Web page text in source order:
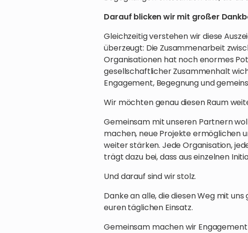
Darauf blicken wir mit großer
Gleichzeitig verstehen wir diese
überzeugt: Die Zusammenarbeit
Organisationen hat noch enormes
gesellschaftlicher Zusammenhalt
Engagement, Begegnung und
Wir möchten genau diesen Raum
Gemeinsam mit unseren Partnern
machen, neue Projekte ermöglichen
weiter stärken. Jede Organisation,
trägt dazu bei, dass aus einzelnen
Und darauf sind wir stolz.
Danke an alle, die diesen Weg mit
euren täglichen Einsatz.
Gemeinsam machen wir